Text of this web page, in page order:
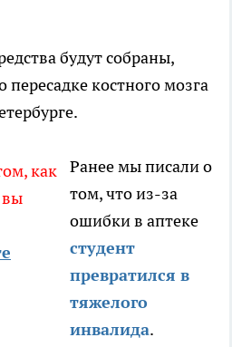
будут собраны,
костного мозга
как
вы
Ранее мы писали о
том, что из-за
ошибки в аптеке
студент
превратился в
тяжелого
инвалида.